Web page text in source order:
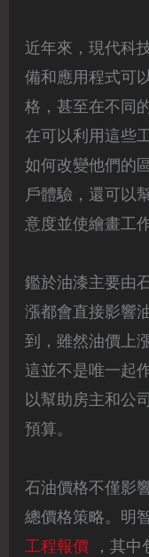
近年來，現代科
備和應用程式可
格，甚至在不同
在可以利用這些
如何改變他們的
戶體驗，還可以
意度並使繪畫工
鑑於油漆主要由
漲都會直接影響
到，雖然油價上
這並不是唯一起
以幫助房主和公
預算。
石油價格不僅影
總價格策略。明
工程報價 ，其中